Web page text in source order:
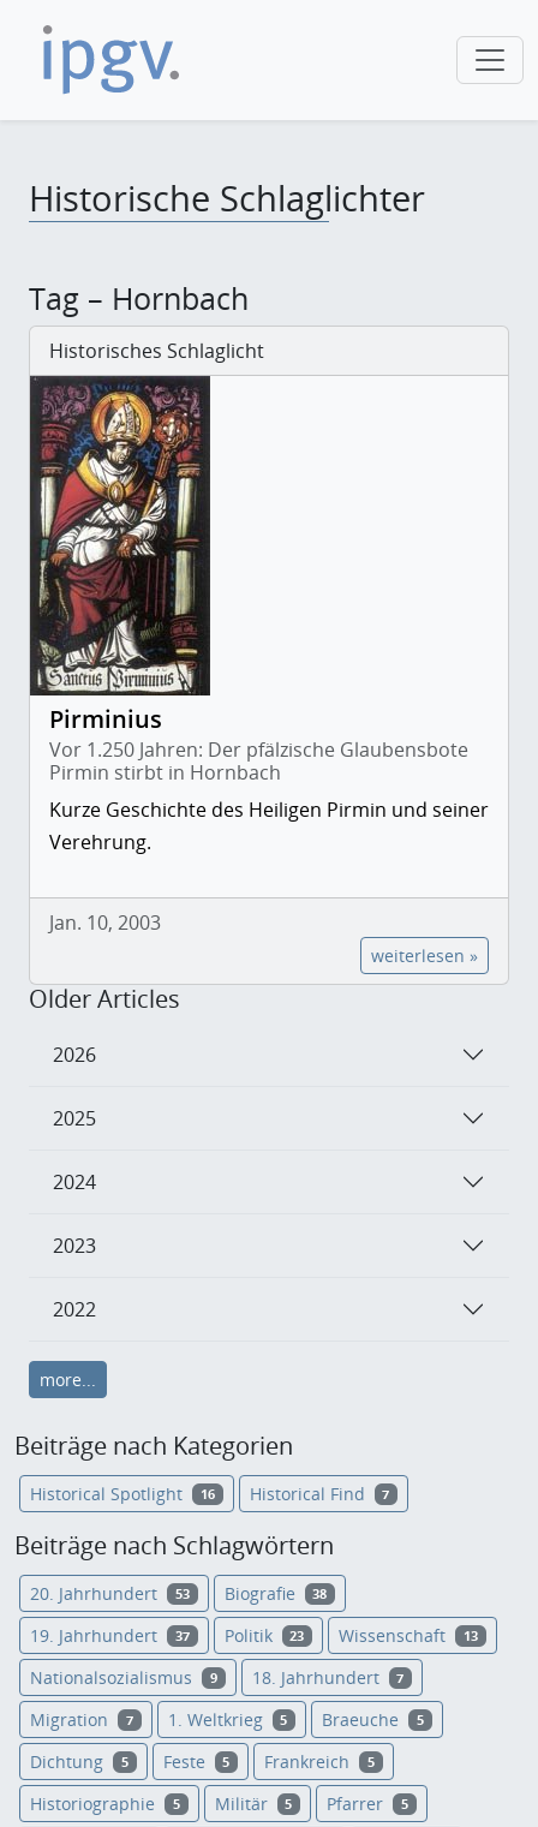
Historische Schlaglichter
Tag – Hornbach
Historisches Schlaglicht
Pirminius
Vor 1.250 Jahren: Der pfälzische Glaubensbote
Pirmin stirbt in Hornbach
Kurze Geschichte des Heiligen Pirmin und seiner
Verehrung.
Jan. 10, 2003
weiterlesen »
Older Articles
2026
2025
2024
2023
2022
more...
Beiträge nach Kategorien
Historical Spotlight 16 Historical Find 7
Beiträge nach Schlagwörtern
20. Jahrhundert 53 Biografie 38
19. Jahrhundert 37 Politik 23 Wissenschaft 13
Nationalsozialismus 9 18. Jahrhundert 7
Migration 7 1. Weltkrieg 5 Braeuche 5
Dichtung 5 Feste 5 Frankreich 5
Historiographie 5 Militär 5 Pfarrer 5